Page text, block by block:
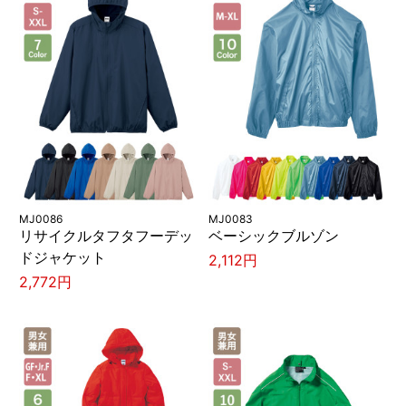
MJ0086
リサイクルタフタフーデッ
ドジャケット
2,772円
MJ0083
ベーシックブルゾン
2,112円